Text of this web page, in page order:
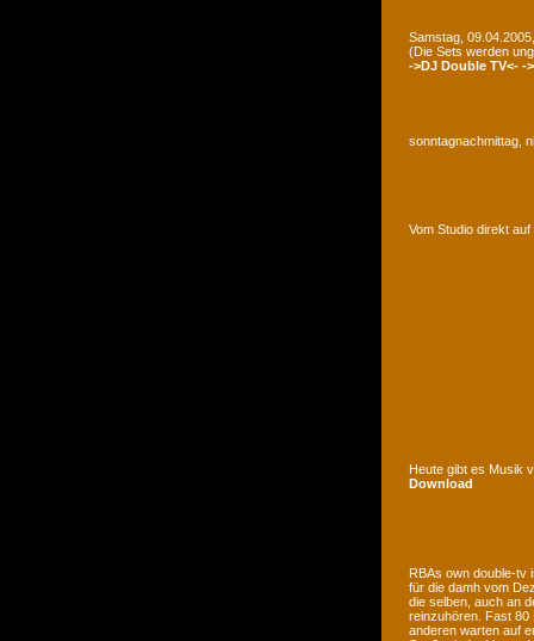
Samstag,
(Die Sets werden
->DJ Double TV<- -
sonntagnachmittag,
Vom Studio direkt
Heute gibt es Musik
Download
RBAs own double-tv
für die damh vom
die selben, auch an
reinzuhören. Fast 80
anderen warten auf